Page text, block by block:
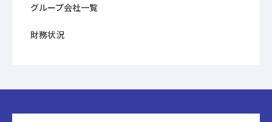
グループ会社一覧
財務状況